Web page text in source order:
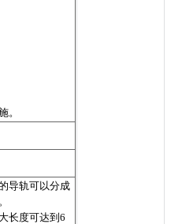
。
导轨可以分成
长度可达到6